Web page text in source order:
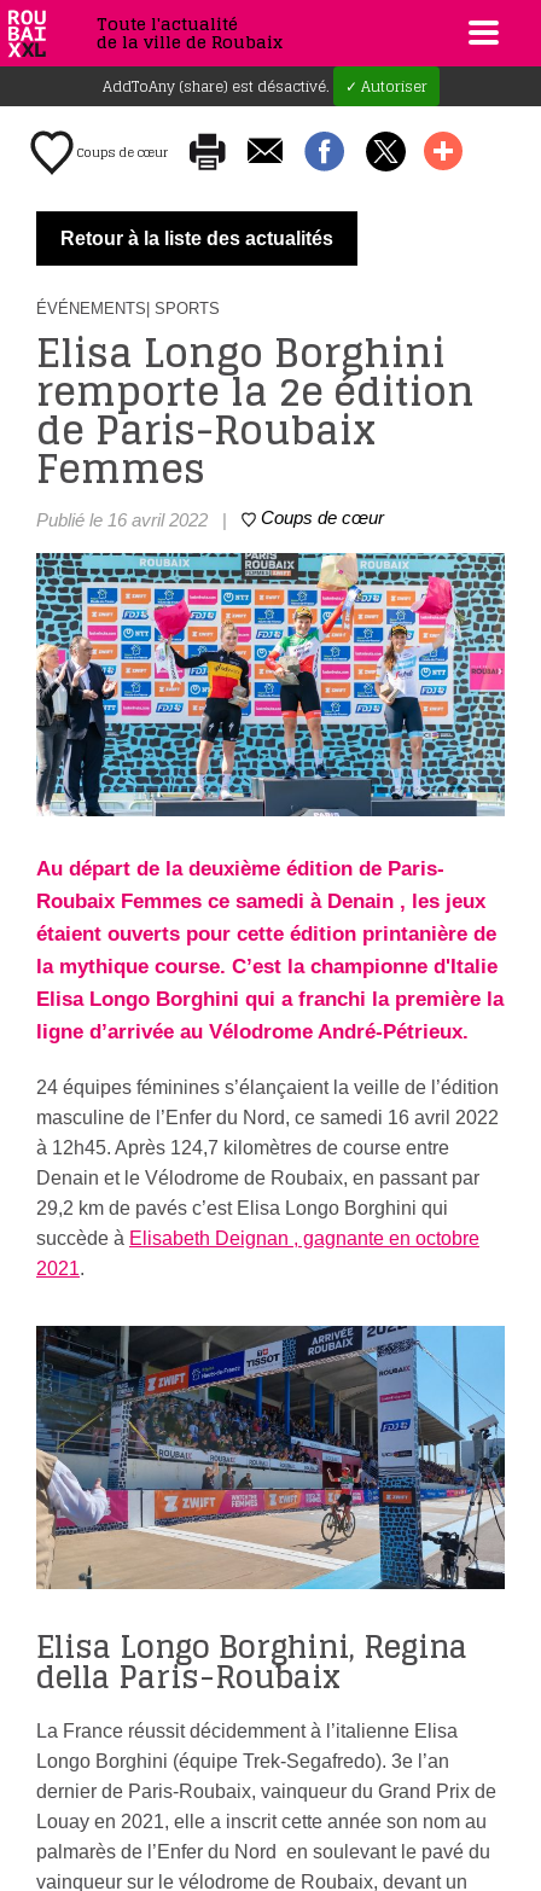
Toute l'actualité
de la ville de Roubaix
AddToAny (share) est désactivé. ✓ Autoriser
Coups de cœur
Retour à la liste des actualités
ÉVÉNEMENTS | SPORTS
Elisa Longo Borghini
remporte la 2e édition
de Paris-Roubaix
Femmes
Publié le 16 avril 2022 | Coups de cœur
Au départ de la deuxième édition de Paris-
Roubaix Femmes ce samedi à Denain , les jeux
étaient ouverts pour cette édition printanière de
la mythique course. C’est la championne d'Italie
Elisa Longo Borghini qui a franchi la première la
ligne d’arrivée au Vélodrome André-Pétrieux.
24 équipes féminines s’élançaient la veille de l’édition
masculine de l’Enfer du Nord, ce samedi 16 avril 2022
à 12h45. Après 124,7 kilomètres de course entre
Denain et le Vélodrome de Roubaix, en passant par
29,2 km de pavés c’est Elisa Longo Borghini qui
succède à Elisabeth Deignan , gagnante en octobre
2021.
Elisa Longo Borghini, Regina
della Paris-Roubaix
La France réussit décidemment à l’italienne Elisa
Longo Borghini (équipe Trek-Segafredo). 3e l’an
dernier de Paris-Roubaix, vainqueur du Grand Prix de
Louay en 2021, elle a inscrit cette année son nom au
palmarès de l’Enfer du Nord en soulevant le pavé du
vainqueur sur le vélodrome de Roubaix, devant un